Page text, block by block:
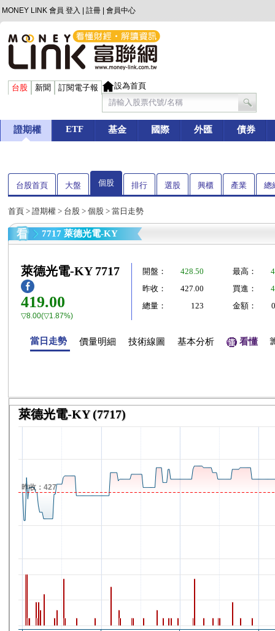
MONEY LINK 會員 登入 註冊 會員中心
台股 新聞 訂閱電子報 設為首頁
證期權 ETF 基金 國際 外匯 債券
台股首頁 大盤 個股 排行 選股 興櫃 產業 總
首頁 > 證期權 > 台股 > 個股 > 當日走勢
7717 萊德光電-KY
萊德光電-KY 7717
419.00
▽8.00(▽1.87%)
開盤： 428.50 最高：
昨收：
427.00 買進：
總量：
123 金額：
當日走勢 價量明細 技術線圖 基本分析 看懂